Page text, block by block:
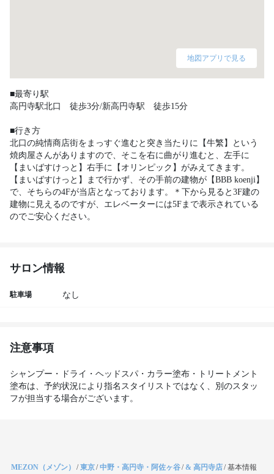
地図アプリで見る
■最寄り駅
高円寺駅北口　徒歩3分/新高円寺駅　徒歩15分
■行き方
北口の純情商店街をまっすぐ進むと突き当たりに【牛繁】という
焼肉屋さんがありますので、そこを右に曲がり進むと、左手に
【まいばすけっと】右手に【オリンピック】がみえてきます。
【まいばすけっと】まで行かず、その手前の建物が【BBB koenji】
で、そちらの4Fが当店となっております。＊下から見ると3F建の
建物に見えるのですが、エレベーターには5Fまで表示されている
のでご安心ください。
サロン情報
駐車場 なし
注意事項
シャンプー・ドライ・ヘッドスパ・カラー塗布・トリートメント
塗布は、予約状況により指名スタイリストではなく、別のスタッ
フが担当する場合がございます。
MEZON（メゾン） /東京/中野・高円寺・阿佐ヶ谷/& 高円寺店/基本情報